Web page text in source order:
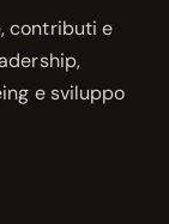
contributi e
e sviluppo